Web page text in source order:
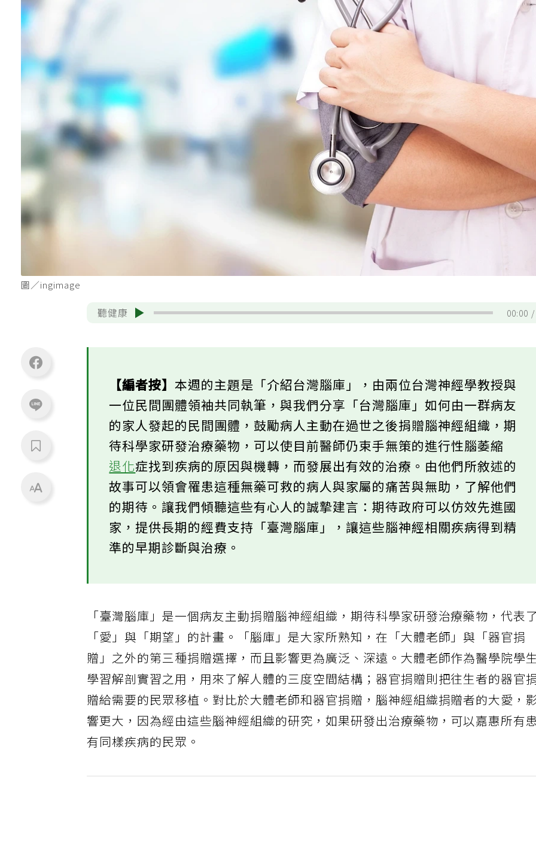
圖／ingimage
聽健康 00:00
【編者按】本週的主題是「介紹台灣腦庫」，由兩位台灣神經學教授與
一位民間團體領袖共同執筆，與我們分享「台灣腦庫」如何由一群病友
的家人發起的民間團體，鼓勵病人主動在過世之後捐贈腦神經組織，期
待科學家研發治療藥物，可以使目前醫師仍束手無策的進行性腦萎縮
退化症找到疾病的原因與機轉，而發展出有效的治療。由他們所敘述的
故事可以領會罹患這種無藥可救的病人與家屬的痛苦與無助，了解他們
的期待。讓我們傾聽這些有心人的誠摯建言：期待政府可以仿效先進國
家，提供長期的經費支持「臺灣腦庫」，讓這些腦神經相關疾病得到精
準的早期診斷與治療。
「臺灣腦庫」是一個病友主動捐贈腦神經組織，期待科學家研發治療藥物，代表了
「愛」與「期望」的計畫。「腦庫」是大家所熟知，在「大體老師」與「器官捐
贈」之外的第三種捐贈選擇，而且影響更為廣泛、深遠。大體老師作為醫學院學
學習解剖實習之用，用來了解人體的三度空間結構；器官捐贈則把往生者的器官
贈給需要的民眾移植。對比於大體老師和器官捐贈，腦神經組織捐贈者的大愛，
響更大，因為經由這些腦神經組織的研究，如果研發出治療藥物，可以嘉惠所有患
有同樣疾病的民眾。